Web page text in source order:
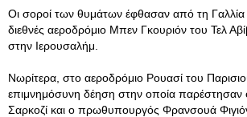
Οι σοροί των θυμάτων έφθασαν από τη
διεθνές αεροδρόμιο Μπεν Γκουριόν του Τελ
στην Ιερουσαλήμ.
Νωρίτερα, στο αεροδρόμιο Ρουασί του Παρισιού
επιμνημόσυνη δέηση στην οποία παρέστησαν
Σαρκοζί και ο πρωθυπουργός Φρανσουά